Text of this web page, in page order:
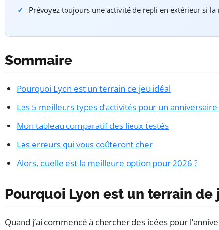
Prévoyez toujours une activité de repli en extérieur si la
Sommaire
Pourquoi Lyon est un terrain de jeu idéal
Les 5 meilleurs types d’activités pour un
Mon tableau comparatif des lieux testés
Les erreurs qui vous coûteront cher
Alors, quelle est la meilleure option pour 2026 ?
Pourquoi Lyon est un terrain de
Quand j’ai commencé à chercher des idées pour